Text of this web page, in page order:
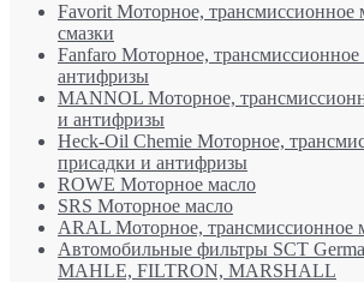
Favorit Моторное, трансмиссионное
смазки
Fanfaro Моторное,
антифризы
MANNOL Моторное,
и антифризы
Heck-Oil Chemie Моторное,
присадки и антифризы
ROWE Моторное масло
SRS Моторное масло
ARAL Моторное, трансмиссионное
Автомобильные фильтры SCT
MAHLE, FILTRON, MARSHALL